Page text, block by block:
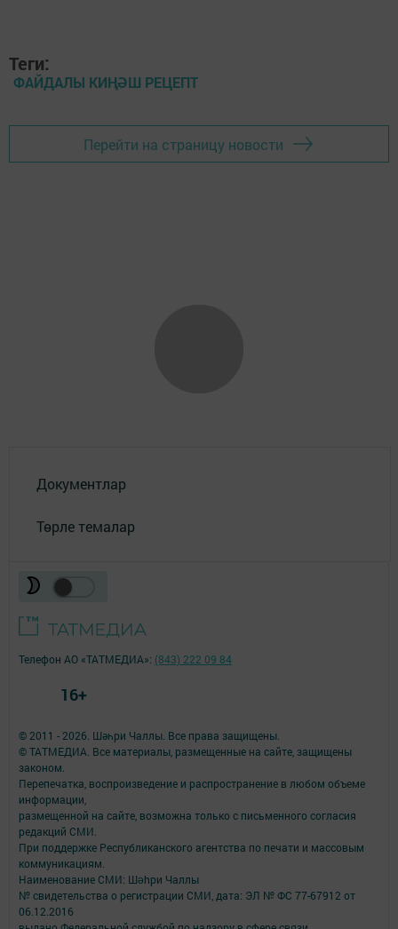
Теги:
ФАЙДАЛЫ КИҢӘШ РЕЦЕПТ
Перейти на страницу новости
Документлар
Төрле темалар
© 2011 - 2026. Шәһри Чаллы. Все права защищены.
© ТАТМЕДИА. Все материалы, размещенные на сайте, защищены
законом.
Перепечатка, воспроизведение и распространение в любом объеме
информации,
размещенной на сайте, возможна только с письменного согласия
редакций СМИ.
При поддержке Республиканского агентства по печати и массовым
коммуникациям.
Наименование СМИ: Шəhри Чаллы
№ свидетельства о регистрации СМИ, дата: ЭЛ № ФС 77-67912 от
06.12.2016
Телефон АО «ТАТМЕДИА»: (843) 222 09 84
16+